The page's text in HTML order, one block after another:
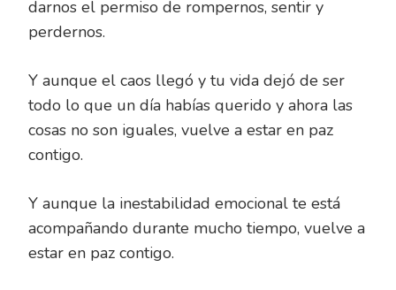
darnos el permiso de rompernos, sentir y
perdernos.
Y aunque el caos llegó y tu vida dejó de ser
todo lo que un día habías querido y ahora las
cosas no son iguales, vuelve a estar en paz
contigo.
Y aunque la inestabilidad emocional te está
acompañando durante mucho tiempo, vuelve a
estar en paz contigo.